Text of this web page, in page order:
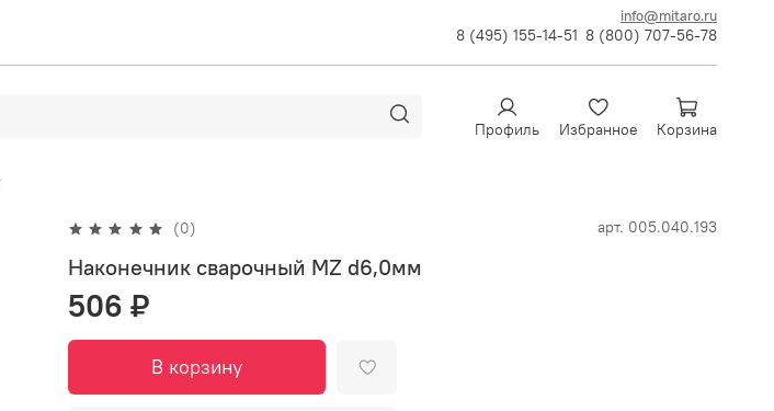
info@mitaro.ru
8 (495) 155-14-51 8 (800) 707-56-78
Профиль Избранное Корзина
(0) арт. 005.040.193
Наконечник сварочный MZ d6,0мм
506 ₽
В корзину